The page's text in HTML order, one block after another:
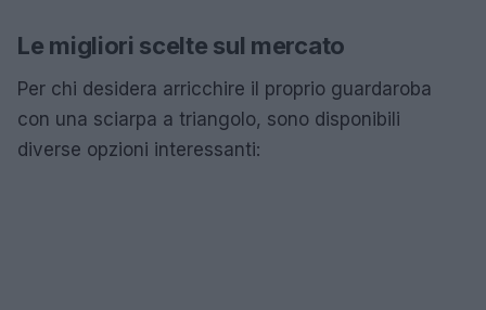
Le migliori scelte sul mercato
Per chi desidera arricchire il proprio guardaroba
con una sciarpa a triangolo, sono disponibili
diverse opzioni interessanti: